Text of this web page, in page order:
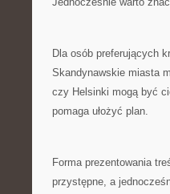
Dla osób preferujących
Skandynawskie miasta
czy Helsinki mogą być
pomaga ułożyć plan.
Forma prezentowania
przystępne, a